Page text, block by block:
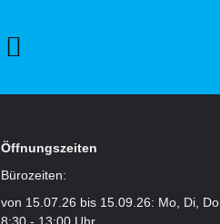
Öffnungszeiten
Bürozeiten:
von 15.07.26 bis 15.09.26: Mo, Di, Do
8:30 - 13:00 Uhr